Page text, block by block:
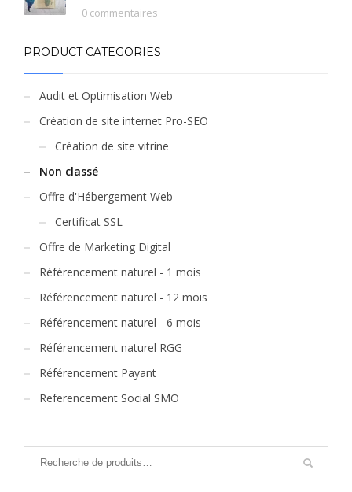
0 commentaires
PRODUCT CATEGORIES
Audit et Optimisation Web
Création de site internet Pro-SEO
Création de site vitrine
Non classé
Offre d'Hébergement Web
Certificat SSL
Offre de Marketing Digital
Référencement naturel - 1 mois
Référencement naturel - 12 mois
Référencement naturel - 6 mois
Référencement naturel RGG
Référencement Payant
Referencement Social SMO